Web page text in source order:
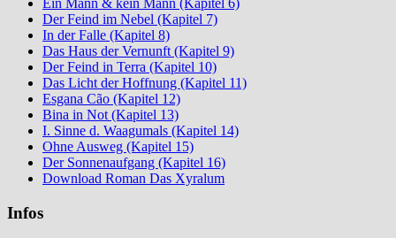
Ein Mann & kein Mann (Kapitel 6)
Der Feind im Nebel (Kapitel 7)
In der Falle (Kapitel 8)
Das Haus der Vernunft (Kapitel 9)
Der Feind in Terra (Kapitel 10)
Das Licht der Hoffnung (Kapitel 11)
Esgana Cão (Kapitel 12)
Bina in Not (Kapitel 13)
I. Sinne d. Waagumals (Kapitel 14)
Ohne Ausweg (Kapitel 15)
Der Sonnenaufgang (Kapitel 16)
Download Roman Das Xyralum
Infos